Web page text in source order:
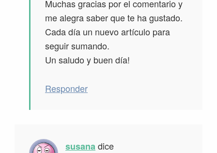
Muchas gracias por el comentario y
me alegra saber que te ha gustado.
Cada día un nuevo artículo para
seguir sumando.
Un saludo y buen día!
Responder
susanadice